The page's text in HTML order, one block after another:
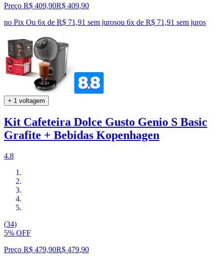
Preço R$ 409,90R$ 409,90
no Pix Ou 6x de R$ 71,91 sem jurosou 6x de R$ 71,91 sem juros
+ 1 voltagem
Kit Cafeteira Dolce Gusto Genio S Basic
Grafite + Bebidas Kopenhagen
4.8
(34)
5% OFF
Preço R$ 479,90R$ 479,90